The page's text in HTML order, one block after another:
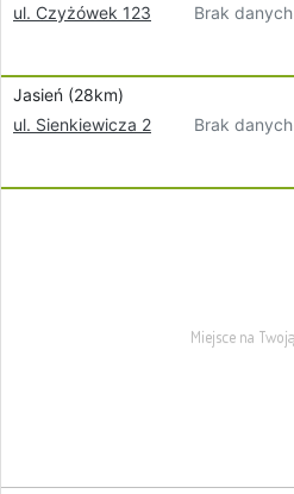
ul. Czyżówek 123
Brak danych
Jasień (28km)
ul. Sienkiewicza 2
Brak danych